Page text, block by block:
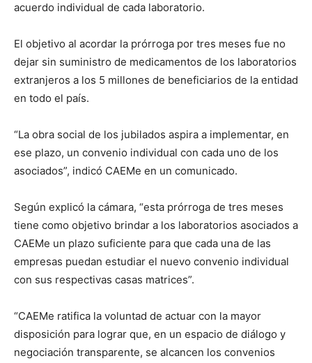
acuerdo individual de cada laboratorio.
El objetivo al acordar la prórroga por tres meses fue no
dejar sin suministro de medicamentos de los laboratorios
extranjeros a los 5 millones de beneficiarios de la entidad
en todo el país.
“La obra social de los jubilados aspira a implementar, en
ese plazo, un convenio individual con cada uno de los
asociados”, indicó CAEMe en un comunicado.
Según explicó la cámara, “esta prórroga de tres meses
tiene como objetivo brindar a los laboratorios asociados a
CAEMe un plazo suficiente para que cada una de las
empresas puedan estudiar el nuevo convenio individual
con sus respectivas casas matrices”.
“CAEMe ratifica la voluntad de actuar con la mayor
disposición para lograr que, en un espacio de diálogo y
negociación transparente, se alcancen los convenios